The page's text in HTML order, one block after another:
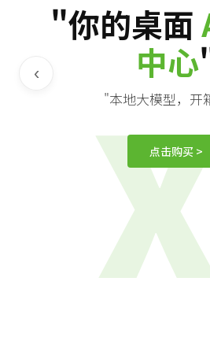
"你的桌面
中心
"本地大模型，开
点击购买 >
‹